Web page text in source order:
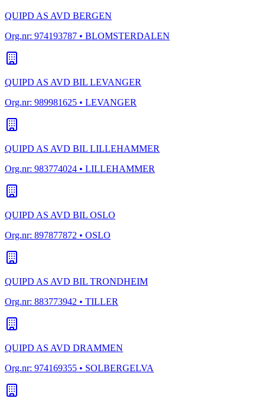
QUIPD AS AVD BERGEN
Org.nr: 974193787 • BLOMSTERDALEN
QUIPD AS AVD BIL LEVANGER
Org.nr: 989981625 • LEVANGER
QUIPD AS AVD BIL LILLEHAMMER
Org.nr: 983774024 • LILLEHAMMER
QUIPD AS AVD BIL OSLO
Org.nr: 897877872 • OSLO
QUIPD AS AVD BIL TRONDHEIM
Org.nr: 883773942 • TILLER
QUIPD AS AVD DRAMMEN
Org.nr: 974169355 • SOLBERGELVA